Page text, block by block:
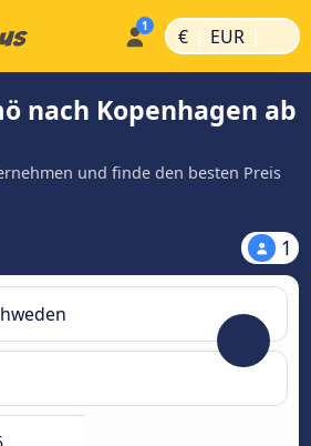
€ | EUR |
nach Kopenhagen ab
und finde den besten Preis
1